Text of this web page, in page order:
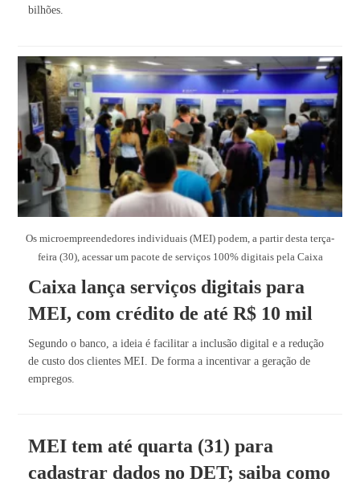
bilhões.
Os microempreendedores individuais (MEI) podem, a partir desta terça-
feira (30), acessar um pacote de serviços 100% digitais pela Caixa
Caixa lança serviços digitais para
MEI, com crédito de até R$ 10 mil
Segundo o banco, a ideia é facilitar a inclusão digital e a redução
de custo dos clientes MEI. De forma a incentivar a geração de
empregos.
MEI tem até quarta (31) para
cadastrar dados no DET; saiba como